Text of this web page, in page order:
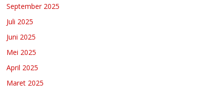
September 2025
Juli 2025
Juni 2025
Mei 2025
April 2025
Maret 2025